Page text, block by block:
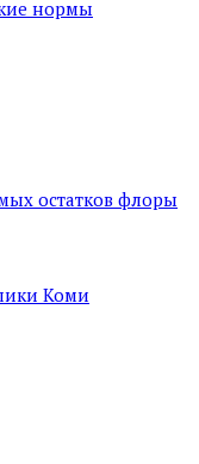
нормы
остатков флоры
Коми